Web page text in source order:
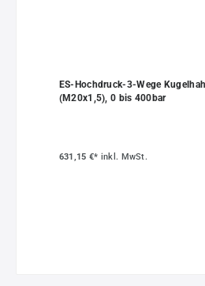
ES-Hochdruck-3-Wege
(M20x1,5), 0 bis 400bar
631,15 €* inkl. MwSt.